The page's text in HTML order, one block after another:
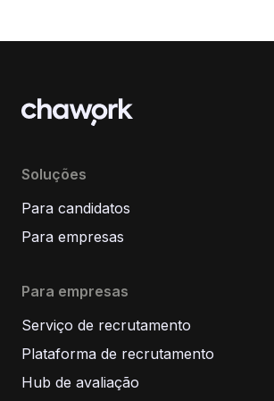
Soluções
Para candidatos
Para empresas
Para empresas
Serviço de recrutamento
Plataforma de recrutamento
Hub de avaliação